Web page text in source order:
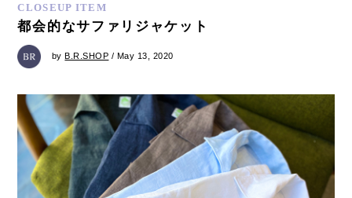
CLOSEUP ITEM
都会的なサファリジャケット
by B.R.SHOP / May 13, 2020